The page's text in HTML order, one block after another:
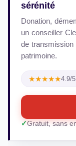
sérénité
Donation,
un conseiller
de transmission
patrimoine.
★★★★★4.9/
Gratuit, sans